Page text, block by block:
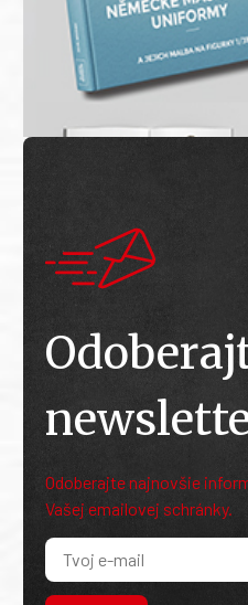
Odoberajte najnovšie
Vašej emailovej schránky.